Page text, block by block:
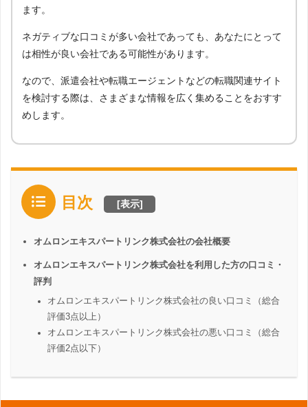
ます。
ネガティブな口コミが多い会社であっても、あなたにとって
は相性が良い会社である可能性があります。
なので、派遣会社や転職エージェントなどの転職関連サイト
を検討する際は、さまざまな情報を広く集めることをおすす
めします。
目次 [表示]
オムロンエキスパートリンク株式会社の会社概要
オムロンエキスパートリンク株式会社を利用した方の口コミ・
評判
オムロンエキスパートリンク株式会社の良い口コミ（総合
評価3点以上）
オムロンエキスパートリンク株式会社の悪い口コミ（総合
評価2点以下）